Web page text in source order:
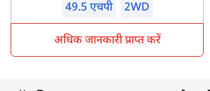
49.5 एचपी
2WD
अधिक जानकारी प्राप्त करें